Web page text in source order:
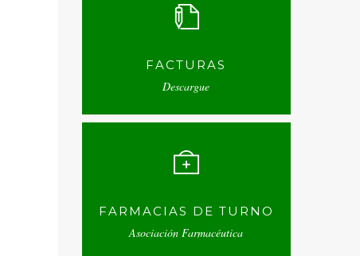
FACTURAS
Descargue
FARMACIAS DE TURNO
Asociación Farmacéutica